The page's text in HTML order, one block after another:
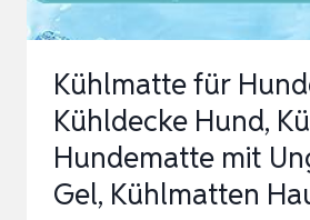
Kühlmatte für
Kühldecke Hund,
Hundematte mit
Gel, Kühlmatten